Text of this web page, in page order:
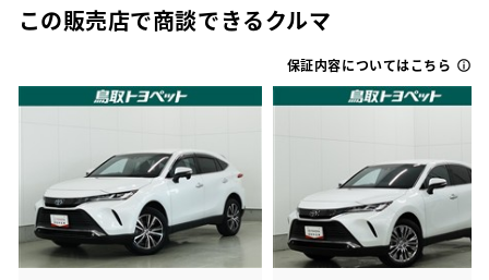
この販売店で商談できるクルマ
保証内容についてはこちら